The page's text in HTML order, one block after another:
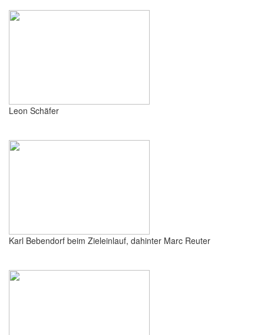
Leon Schäfer
Karl Bebendorf beim Zieleinlauf, dahinter Marc Reuter